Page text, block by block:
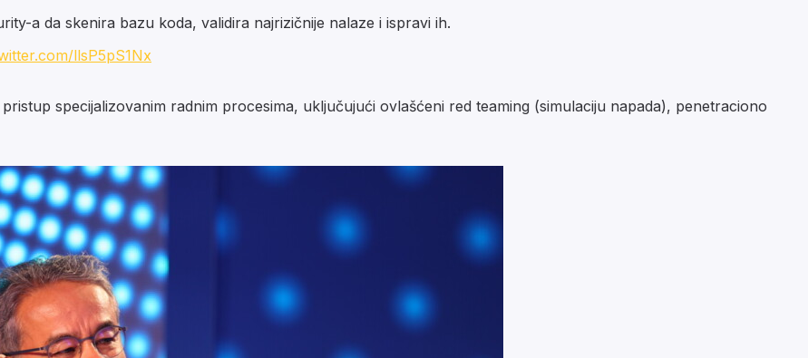
a da skenira bazu koda, validira najrizičnije nalaze i ispravi ih.
llsP5pS1Nx
specijalizovanim radnim procesima, uključujući ovlašćeni red teaming (simulaciju napada), penetraciono